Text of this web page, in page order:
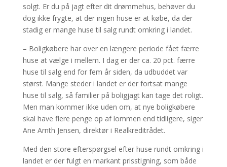
solgt. Er du på jagt efter dit drømmehus, behøver du
dog ikke frygte, at der ingen huse er at købe, da der
stadig er mange huse til salg rundt omkring i landet.
– Boligkøbere har over en længere periode fået færre
huse at vælge i mellem. I dag er der ca. 20 pct. færre
huse til salg end for fem år siden, da udbuddet var
størst. Mange steder i landet er der fortsat mange
huse til salg, så familier på boligjagt kan tage det roligt.
Men man kommer ikke uden om, at nye boligkøbere
skal have flere penge op af lommen end tidligere, siger
Ane Arnth Jensen, direktør i Realkreditrådet.
Med den store efterspørgsel efter huse rundt omkring i
landet er der fulgt en markant prisstigning, som både